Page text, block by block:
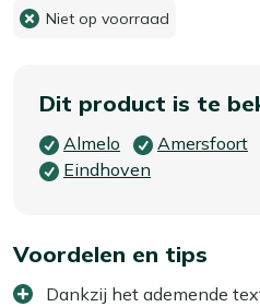
Niet op voorraad
Dit product is te
Almelo Amersfoort
Eindhoven
Voordelen en tips
Dankzij het ademende